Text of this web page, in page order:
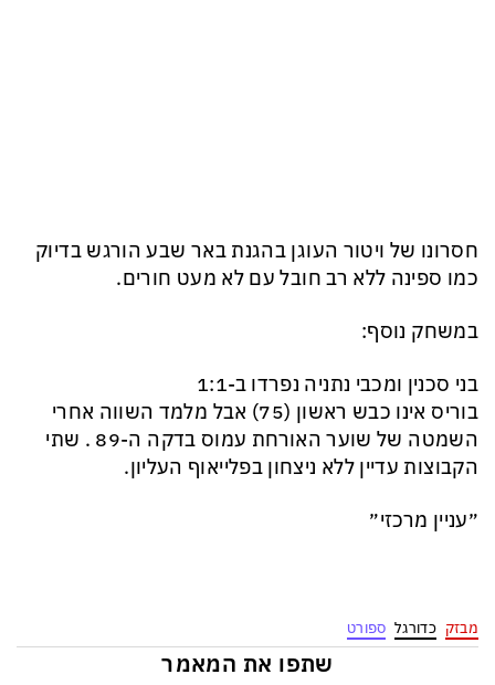
חסרונו של ויטור העוגן בהגנת באר שבע הורגש בדיוק
כמו ספינה ללא רב חובל עם לא מעט חורים.
במשחק נוסף:
בני סכנין ומכבי נתניה נפרדו ב-1:1
בוריס אינו כבש ראשון (75) אבל מלמד השווה אחרי
השמטה של שוער האורחת עמוס בדקה ה-89 . שתי
הקבוצות עדיין ללא ניצחון בפלייאוף העליון.
״עניין מרכזי״
מבזק כדורגל ספורט
שתפו את המאמר